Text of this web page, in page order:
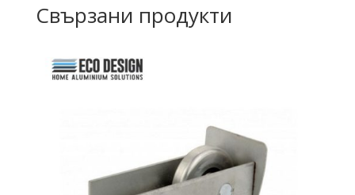
Свързани продукти